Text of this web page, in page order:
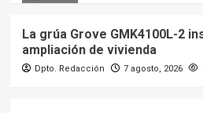
La grúa Grove GMK4100L-2
ampliación de vivienda
Dpto. Redacción 7 agosto, 2026